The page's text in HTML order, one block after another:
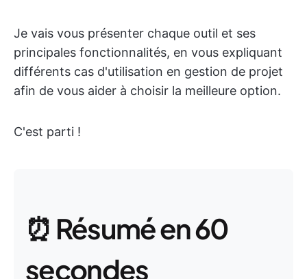
Je vais vous présenter chaque outil et ses
principales fonctionnalités, en vous expliquant
différents cas d'utilisation en gestion de projet
afin de vous aider à choisir la meilleure option.
C'est parti !
⏰ Résumé en 60
secondes